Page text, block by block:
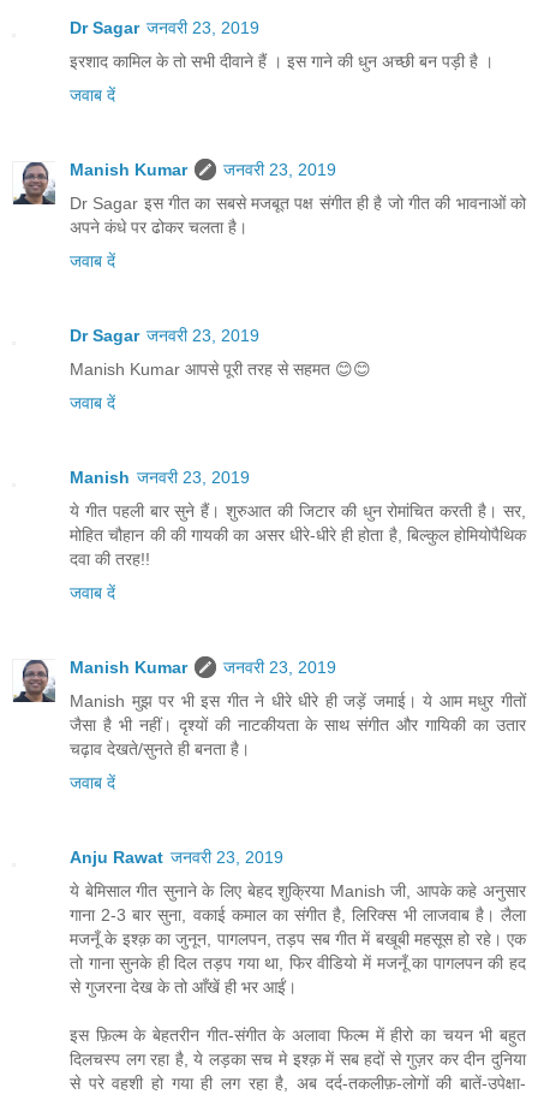
Dr Sagar जनवरी 23, 2019
इरशाद कामिल के तो सभी दीवाने हैं । इस गाने की धुन अच्छी बन पड़ी है ।
जवाब दें
Manish Kumar
जनवरी 23, 2019
Dr Sagar इस गीत का सबसे मजबूत पक्ष संगीत ही है जो गीत की भावनाओं को
अपने कंधे पर ढोकर चलता है।
जवाब दें
Dr Sagar जनवरी 23, 2019
Manish Kumar आपसे पूरी तरह से सहमत 😊😊
जवाब दें
Manish जनवरी 23, 2019
ये गीत पहली बार सुने हैं। शुरुआत की जिटार की धुन रोमांचित करती है। सर,
मोहित चौहान की की गायकी का असर धीरे-धीरे ही होता है, बिल्कुल होमियोपैथिक
दवा की तरह!!
जवाब दें
Manish Kumar
जनवरी 23, 2019
Manish मुझ पर भी इस गीत ने धीरे धीरे ही जड़ें जमाई। ये आम मधुर गीतों
जैसा है भी नहीं। दृश्यों की नाटकीयता के साथ संगीत और गायिकी का उतार
चढ़ाव देखते/सुनते ही बनता है।
जवाब दें
Anju Rawat जनवरी 23, 2019
ये बेमिसाल गीत सुनाने के लिए बेहद शुक्रिया Manish जी, आपके कहे अनुसार
गाना 2-3 बार सुना, वकाई कमाल का संगीत है, लिरिक्स भी लाजवाब है। लैला
मजनूँ के इश्क़ का जुनून, पागलपन, तड़प सब गीत में बखूबी महसूस हो रहे। एक
तो गाना सुनके ही दिल तड़प गया था, फिर वीडियो में मजनूँ का पागलपन की हद
से गुजरना देख के तो आँखें ही भर आईं।
इस फ़िल्म के बेहतरीन गीत-संगीत के अलावा फिल्म में हीरो का चयन भी बहुत
दिलचस्प लग रहा है, ये लड़का सच मे इश्क़ में सब हदों से गुज़र कर दीन दुनिया
से परे वहशी हो गया ही लग रहा है, अब दर्द-तकलीफ़-लोगों की बातें-उपेक्षा-